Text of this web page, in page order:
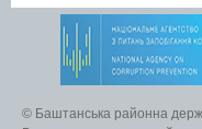
© Баштанська районна